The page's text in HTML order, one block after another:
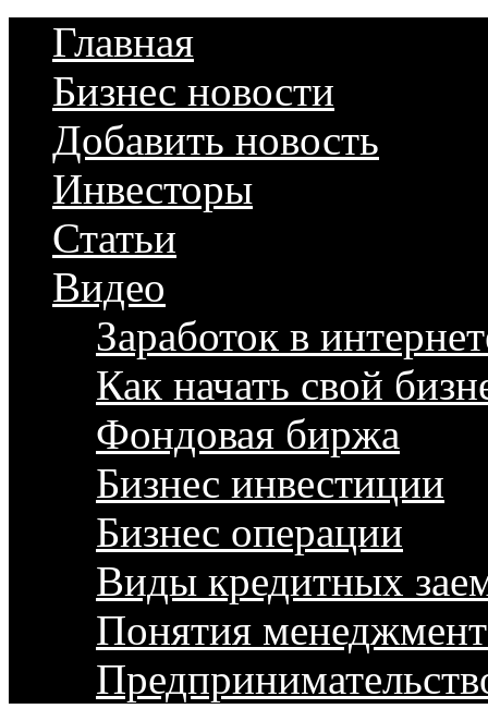
Главная
Бизнес новости
Добавить новость
Инвесторы
Статьи
Видео
Заработок в
Как начать свой
Фондовая биржа
Бизнес инвестиции
Бизнес операции
Виды кредитных
Понятия